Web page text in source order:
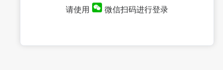
请使用 微信扫码进行登录